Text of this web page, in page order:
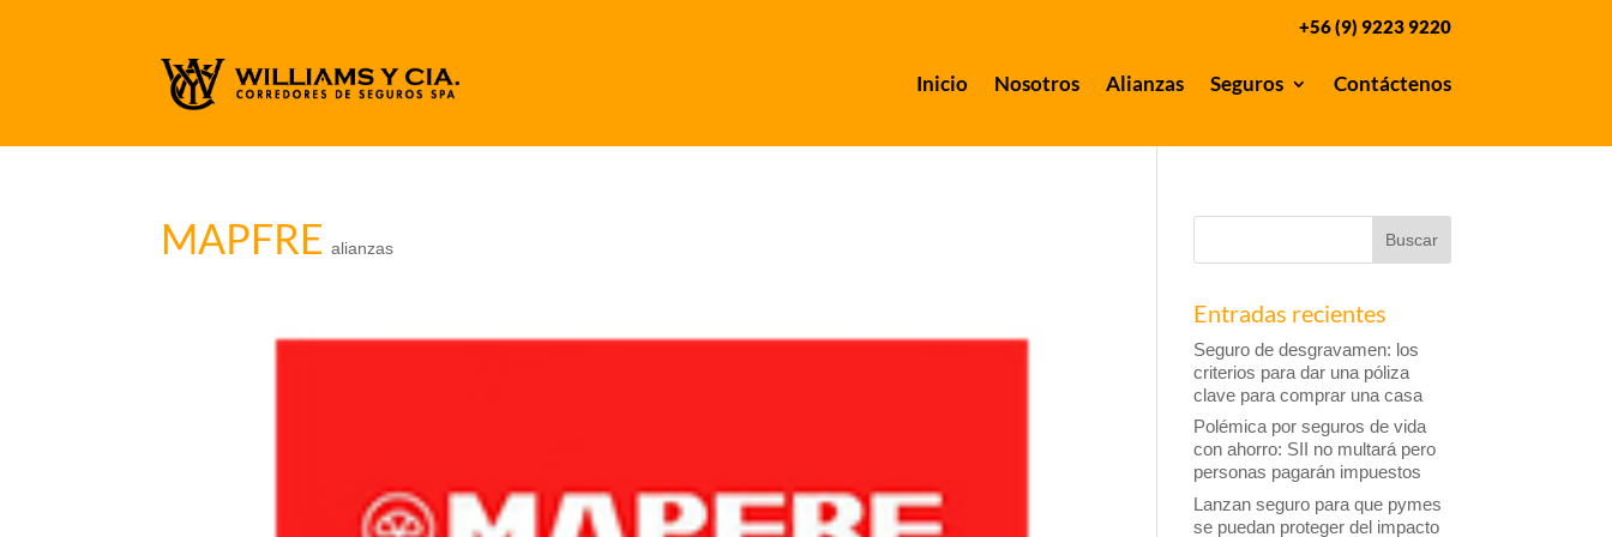
+56 (9) 9223 9220
Inicio Nosotros Alianzas Seguros Contáctenos
MAPFRE alianzas
Entradas recientes
Seguro de desgravamen: los
criterios para dar una póliza
clave para comprar una casa
Polémica por seguros de vida
con ahorro: SII no multará pero
personas pagarán impuestos
Lanzan seguro para que pymes
se puedan proteger del impacto